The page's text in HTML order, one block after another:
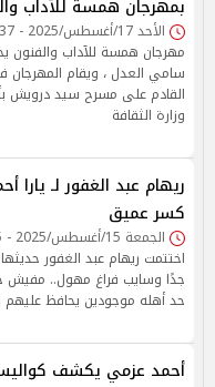
بمهرجان همسة للآداب
الأحد 17/أغسطس/2025 - 06:37 م
مهرجان همسة للآداب والفنون
سامي العدل ، ويقام
القادم على مسرح سيد درويش
وزارة الثقافة
ريهام عبد الغفور لـ يارا
كسر عميق
الجمعة 15/أغسطس/2025 - 04:25 م
اختتمت ريهام عبد الغفور
جدًا وسايب فراغ مهول.. مفيش
حد أهله موجودين يحافظ عليهم
أحمد عزمي يكشف